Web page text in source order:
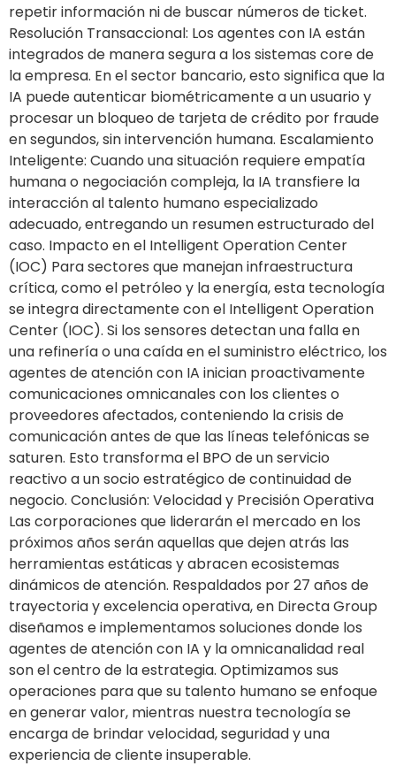
repetir información ni de buscar números de ticket.
Resolución Transaccional: Los agentes con IA están
integrados de manera segura a los sistemas core de
la empresa. En el sector bancario, esto significa que la
IA puede autenticar biométricamente a un usuario y
procesar un bloqueo de tarjeta de crédito por fraude
en segundos, sin intervención humana. Escalamiento
Inteligente: Cuando una situación requiere empatía
humana o negociación compleja, la IA transfiere la
interacción al talento humano especializado
adecuado, entregando un resumen estructurado del
caso. Impacto en el Intelligent Operation Center
(IOC) Para sectores que manejan infraestructura
crítica, como el petróleo y la energía, esta tecnología
se integra directamente con el Intelligent Operation
Center (IOC). Si los sensores detectan una falla en
una refinería o una caída en el suministro eléctrico, los
agentes de atención con IA inician proactivamente
comunicaciones omnicanales con los clientes o
proveedores afectados, conteniendo la crisis de
comunicación antes de que las líneas telefónicas se
saturen. Esto transforma el BPO de un servicio
reactivo a un socio estratégico de continuidad de
negocio. Conclusión: Velocidad y Precisión Operativa
Las corporaciones que liderarán el mercado en los
próximos años serán aquellas que dejen atrás las
herramientas estáticas y abracen ecosistemas
dinámicos de atención. Respaldados por 27 años de
trayectoria y excelencia operativa, en Directa Group
diseñamos e implementamos soluciones donde los
agentes de atención con IA y la omnicanalidad real
son el centro de la estrategia. Optimizamos sus
operaciones para que su talento humano se enfoque
en generar valor, mientras nuestra tecnología se
encarga de brindar velocidad, seguridad y una
experiencia de cliente insuperable.